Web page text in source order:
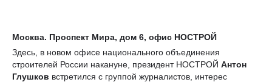
Москва. Проспект Мира, дом 6, офис НОСТРОЙ
Здесь, в новом офисе национального объединения
строителей России накануне, президент НОСТРОЙ Антон
Глушков встретился с группой журналистов, интерес